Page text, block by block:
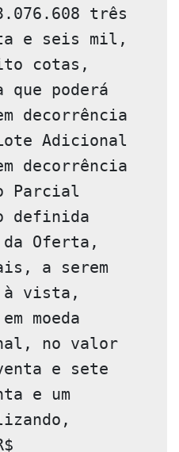
três
e seis mil,
cotas,
que poderá
decorrência
Adicional
decorrência
Parcial
definida
Oferta,
a serem
à vista,
moeda
no valor
e sete
e um